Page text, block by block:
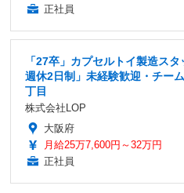
正社員
「27卒」カプセルトイ製造ス
週休2日制」未経験歓迎・チー
丁目
株式会社LOP
大阪府
月給25万7,600円～32万円
正社員